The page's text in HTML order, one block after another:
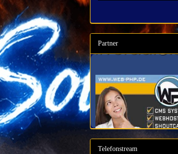
Partner
Telefonstream